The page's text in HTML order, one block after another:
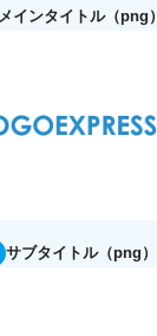
メインタイトル（png）
サブタイトル（png）